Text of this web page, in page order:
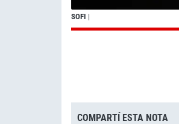
SOFI |
COMPARTÍ ESTA NOTA